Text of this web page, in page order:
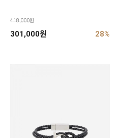
418,000원
301,000원 28%